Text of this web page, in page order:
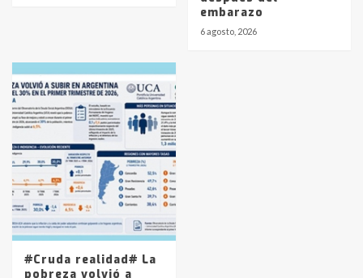
embarazo
6 agosto, 2026
#Cruda realidad# La
pobreza volvió a